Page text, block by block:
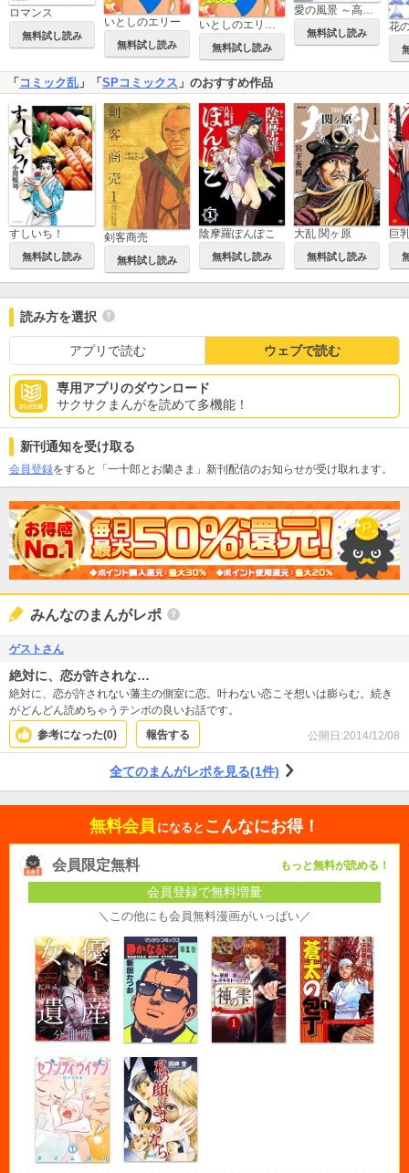
ロマンス
無料試し読み
いとしのエリー
無料試し読み 無料試し読み
愛の風景 ～高見まこ傑作短編集～
無料試し読み
花
「 コミック乱 」「 SPコミックス 」のおすすめ作品
すしいち！
無料試し読み
剣客商売
無料試し読み
陰摩羅ぽんぽこ
無料試し読み
大乱 関ヶ原
無料試し読み
巨
読み方を選択
アプリで読む ウェブで読む
専用アプリのダウンロード
サクサクまんがを読めて多機能！
新刊通知を受け取る
会員登録をすると「一十郎とお蘭さま」新刊配信のお知らせが受け取れます。
みんなのまんがレポ
ゲストさん
絶対に、恋が許されな…
絶対に、恋が許されない藩主の側室に恋。叶わない恋こそ想いは膨らむ。続き
がどんどん読めちゃうテンポの良いお話です。
参考になった(0) 報告する 公開日:2014/12/08
全てのまんがレポを見る(1件)
無料会員 になると こんなにお得！
会員限定無料 もっと無料が読める！
会員登録で無料増量
＼この他にも会員無料漫画がいっぱい／